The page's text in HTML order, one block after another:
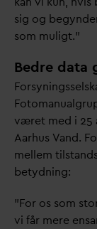
sig og
som muligt.”
Bedre data
været med i 25
Aarhus Vand.
mellem
betydning:
”For os som
vi får mere